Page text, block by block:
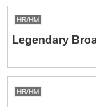
HR/HM
Legendary
HR/HM